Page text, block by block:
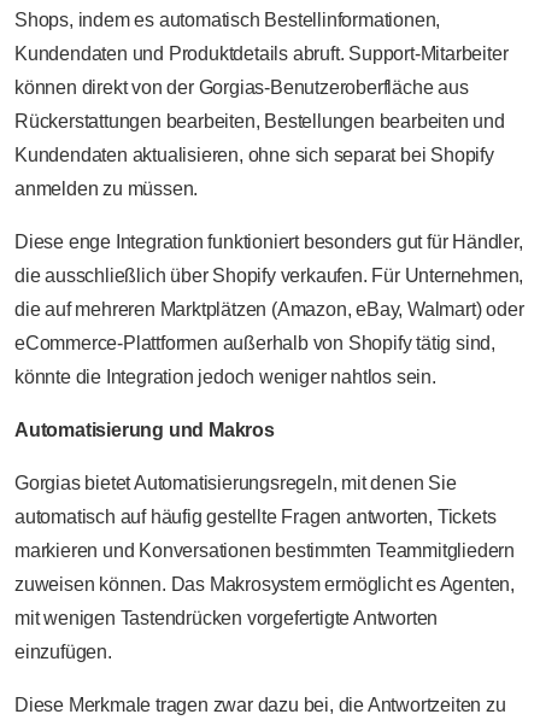
Shops, indem es automatisch Bestellinformationen,
Kundendaten und Produktdetails abruft. Support-Mitarbeiter
können direkt von der Gorgias-Benutzeroberfläche aus
Rückerstattungen bearbeiten, Bestellungen bearbeiten und
Kundendaten aktualisieren, ohne sich separat bei Shopify
anmelden zu müssen.
Diese enge Integration funktioniert besonders gut für Händler,
die ausschließlich über Shopify verkaufen. Für Unternehmen,
die auf mehreren Marktplätzen (Amazon, eBay, Walmart) oder
eCommerce-Plattformen außerhalb von Shopify tätig sind,
könnte die Integration jedoch weniger nahtlos sein.
Automatisierung und Makros
Gorgias bietet Automatisierungsregeln, mit denen Sie
automatisch auf häufig gestellte Fragen antworten, Tickets
markieren und Konversationen bestimmten Teammitgliedern
zuweisen können. Das Makrosystem ermöglicht es Agenten,
mit wenigen Tastendrücken vorgefertigte Antworten
einzufügen.
Diese Merkmale tragen zwar dazu bei, die Antwortzeiten zu